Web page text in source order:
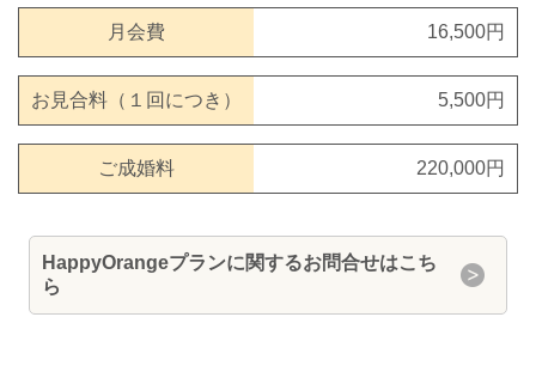
月会費 16,500円
お見合料（１回につき） 5,500円
ご成婚料 220,000円
HappyOrangeプランに関するお問合せはこち
ら